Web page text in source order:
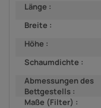
Länge :
Breite :
Höhe :
Schaumdichte :
Abmessungen des
Bettgestells :
Maße (Filter) :